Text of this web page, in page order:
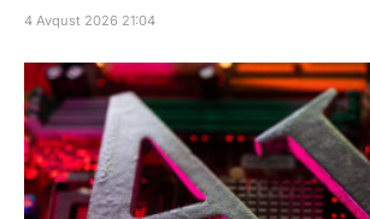
4 Avqust 2026 21:04